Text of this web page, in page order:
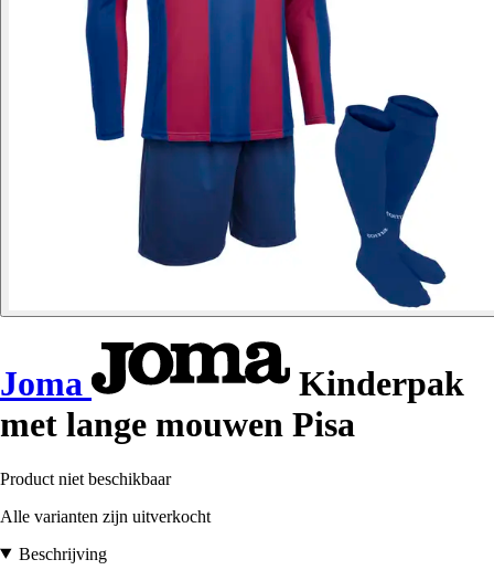
Joma
Kinderpak
met lange mouwen Pisa
Product niet beschikbaar
Alle varianten zijn uitverkocht
Beschrijving